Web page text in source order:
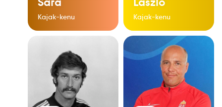
Kajak-kenu Kajak-kenu